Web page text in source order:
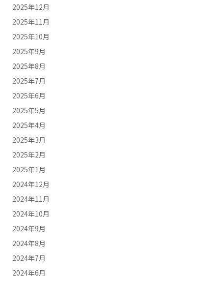
2025年12月
2025年11月
2025年10月
2025年9月
2025年8月
2025年7月
2025年6月
2025年5月
2025年4月
2025年3月
2025年2月
2025年1月
2024年12月
2024年11月
2024年10月
2024年9月
2024年8月
2024年7月
2024年6月